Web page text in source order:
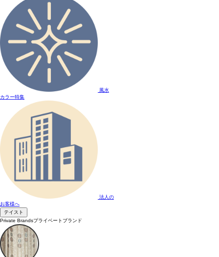
風水
カラー特集
法人の
お客様へ
テイスト
Private Brandsプライベートブランド